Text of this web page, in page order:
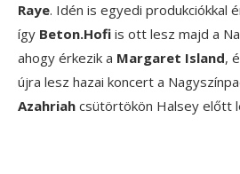
Raye. Idén is egyedi produkciókkal
így Beton.Hofi is ott lesz majd a
ahogy érkezik a Margaret Island,
újra lesz hazai koncert a
Azahriah csütörtökön Halsey előtt